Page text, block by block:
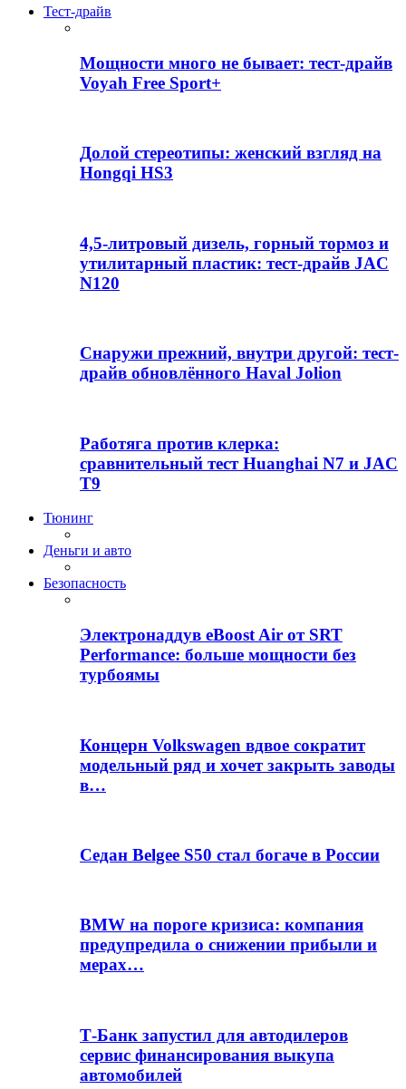
Тест-драйв
Мощности много не бывает: тест-драйв
Voyah Free Sport+
Долой стереотипы: женский взгляд на
Hongqi HS3
4,5-литровый дизель, горный тормоз и
утилитарный пластик: тест-драйв JAC
N120
Снаружи прежний, внутри другой: тест-
драйв обновлённого Haval Jolion
Работяга против клерка:
сравнительный тест Huanghai N7 и JAC
T9
Тюнинг
Деньги и авто
Безопасность
Электронаддув eBoost Air от SRT
Performance: больше мощности без
турбоямы
Концерн Volkswagen вдвое сократит
модельный ряд и хочет закрыть заводы
в…
Седан Belgee S50 стал богаче в России
BMW на пороге кризиса: компания
предупредила о снижении прибыли и
мерах…
Т-Банк запустил для автодилеров
сервис финансирования выкупа
автомобилей